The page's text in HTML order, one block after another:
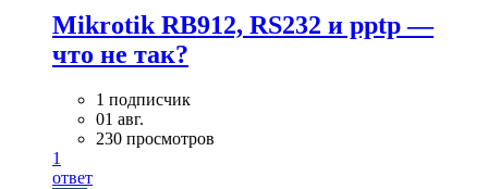
Mikrotik RB912, RS232 и pptp —
что не так?
1 подписчик
01 авг.
230 просмотров
1
ответ